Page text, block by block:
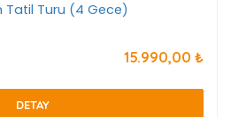
Tatil Turu (4 Gece)
15.990,00 ₺
DETAY